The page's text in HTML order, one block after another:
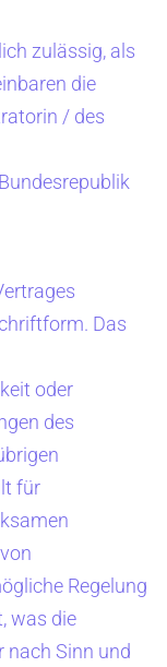
zulässig, als
die
/ des
Das
oder
des
für
Regelung
was die
nach Sinn und